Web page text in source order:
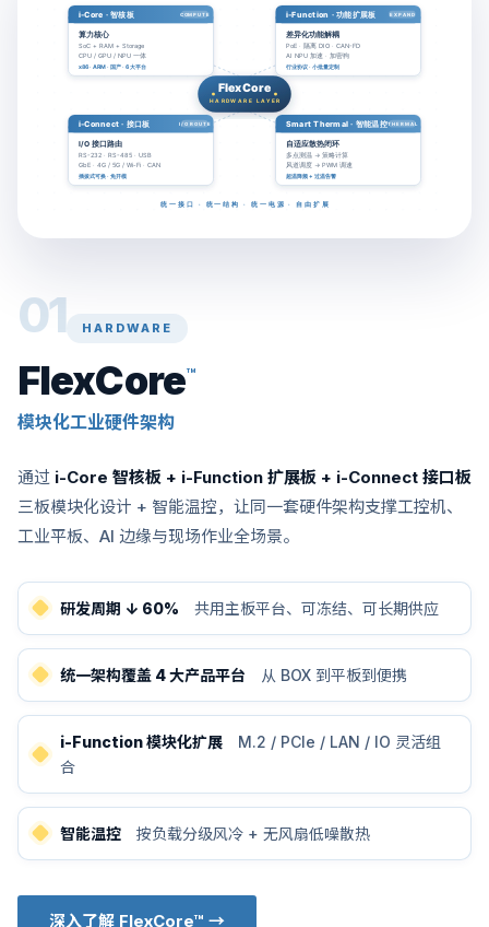
01 HARDWARE
FlexCore™
模块化工业硬件架构
通过 i-Core 智核板 + i-Function 扩展板 + i-Connect 接口板
三板模块化设计 + 智能温控，让同一套硬件架构支撑工控机、
工业平板、AI 边缘与现场作业全场景。
研发周期 ↓ 60% 共用主板平台、可冻结、可长期供应
统一架构覆盖 4 大产品平台 从 BOX 到平板到便携
i-Function 模块化扩展 M.2 / PCIe / LAN / IO 灵活组
合
智能温控 按负载分级风冷 + 无风扇低噪散热
深入了解 FlexCore™ →